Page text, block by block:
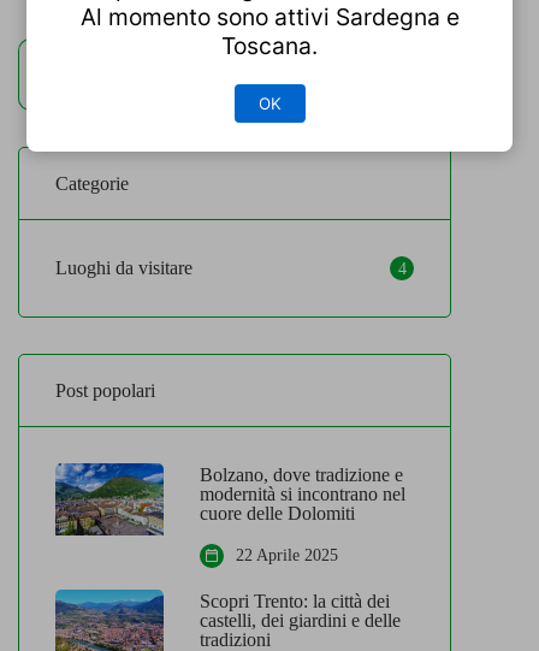
visitatori. Acque che riflettono il cielo Le
intenso, a seconda della luce e della […]
Categorie
Luoghi da visitare 4
Post popolari
Bolzano, dove tradizione e
modernità si incontrano nel
cuore delle Dolomiti
22 Aprile 2025
Scopri Trento: la città dei
castelli, dei giardini e delle
tradizioni
Al momento sono attivi Sardegna e
Toscana.
OK